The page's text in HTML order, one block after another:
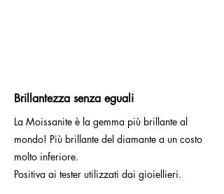
Brillantezza senza eguali
La Moissanite è la gemma più brillante al
mondo! Più brillante del diamante a un costo
molto inferiore.
Positiva ai tester utilizzati dai gioiellieri.